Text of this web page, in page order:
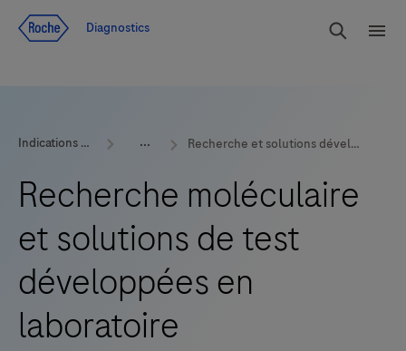
Diagnostics
Indications et produits Recherche et solutions développées en laboratoire
Recherche moléculaire
et solutions de test
développées en
laboratoire